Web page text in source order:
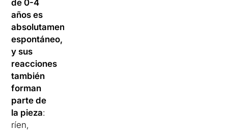
de 0-4
años es
absolutamente
espontáneo,
y sus
reacciones
también
forman
parte de
la pieza:
ríen,